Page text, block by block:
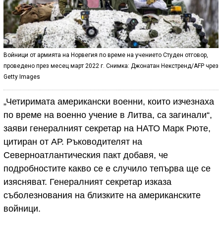
Войници от армията на Норвегия по време на учението Студен отговор,
проведено през месец март 2022 г. Снимка: Джонатан Некстренд/AFP чрез
Getty Images
„Четиримата американски военни, които изчезнаха
по време на военно учение в Литва, са загинали“,
заяви генералният секретар на НАТО Марк Рюте,
цитиран от АР. Ръководителят на
Северноатлантическия пакт добавя, че
подробностите какво се е случило тепърва ще се
изясняват. Генералният секретар изказа
съболезнования на близките на американските
войници.